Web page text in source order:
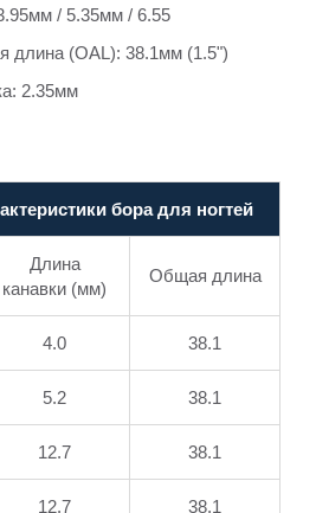
/ 5.35мм / 6.55
длина (OAL): 38.1мм (1.5")
2.35мм
бора для ногтей
Длина
канавки (мм)
Общая длина
4.0 38.1
5.2 38.1
12.7 38.1
12.7 38.1